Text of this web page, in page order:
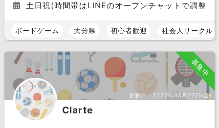
土日祝(時間帯はLINEのオープンチャットで調整し
ボードゲーム 大分県 初心者歓迎 社会人サークル
募集中
更新日：2022年05月27日(金)
Clarte